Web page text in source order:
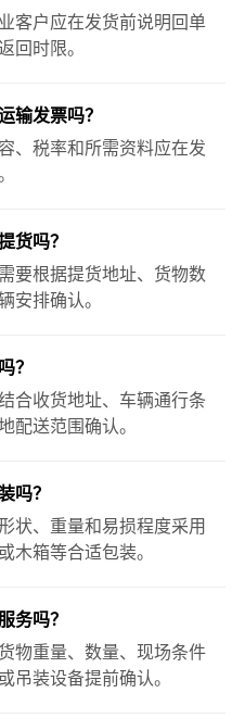
客户应在发货前说明回单
回时限。
输发票吗？
、税率和所需资料应在发
货吗？
要根据提货地址、货物数
安排确认。
？
合收货地址、车辆通行条
配送范围确认。
吗？
状、重量和易损程度采用
木箱等合适包装。
务吗？
物重量、数量、现场条件
吊装设备提前确认。